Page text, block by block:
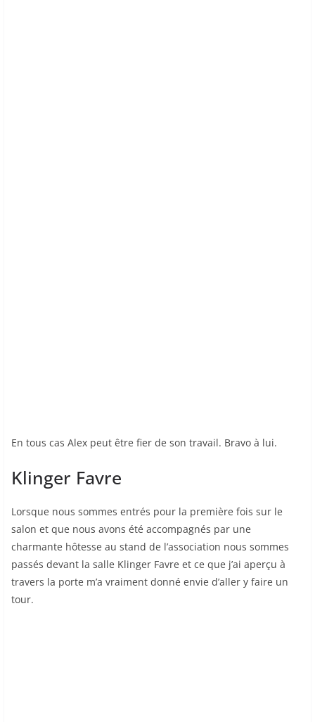
En tous cas Alex peut être fier de son travail. Bravo à lui.
Klinger Favre
Lorsque nous sommes entrés pour la première fois sur le
salon et que nous avons été accompagnés par une
charmante hôtesse au stand de l’association nous sommes
passés devant la salle Klinger Favre et ce que j’ai aperçu à
travers la porte m’a vraiment donné envie d’aller y faire un
tour.